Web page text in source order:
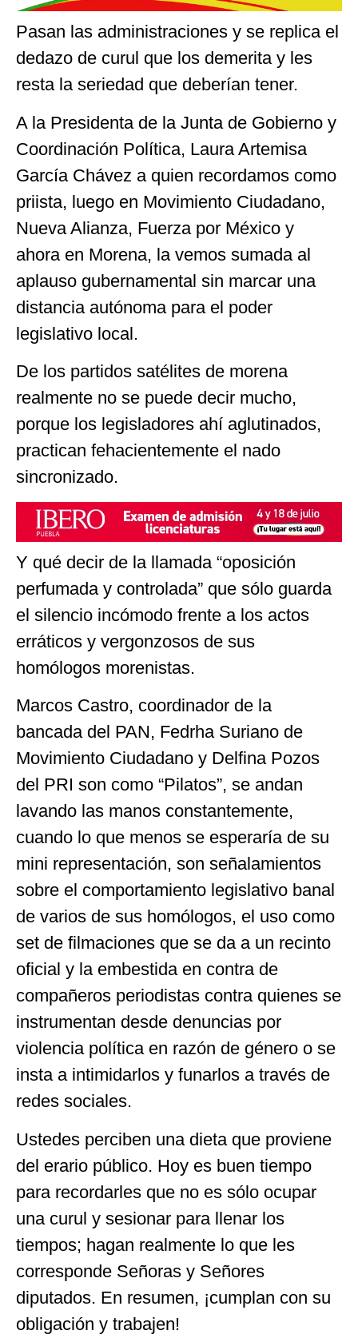
Pasan las administraciones y se replica el
dedazo de curul que los demerita y les
resta la seriedad que deberían tener.
A la Presidenta de la Junta de Gobierno y
Coordinación Política, Laura Artemisa
García Chávez a quien recordamos como
priista, luego en Movimiento Ciudadano,
Nueva Alianza, Fuerza por México y
ahora en Morena, la vemos sumada al
aplauso gubernamental sin marcar una
distancia autónoma para el poder
legislativo local.
De los partidos satélites de morena
realmente no se puede decir mucho,
porque los legisladores ahí aglutinados,
practican fehacientemente el nado
sincronizado.
Y qué decir de la llamada “oposición
perfumada y controlada” que sólo guarda
el silencio incómodo frente a los actos
erráticos y vergonzosos de sus
homólogos morenistas.
Marcos Castro, coordinador de la
bancada del PAN, Fedrha Suriano de
Movimiento Ciudadano y Delfina Pozos
del PRI son como “Pilatos”, se andan
lavando las manos constantemente,
cuando lo que menos se esperaría de su
mini representación, son señalamientos
sobre el comportamiento legislativo banal
de varios de sus homólogos, el uso como
set de filmaciones que se da a un recinto
oficial y la embestida en contra de
compañeros periodistas contra quienes se
instrumentan desde denuncias por
violencia política en razón de género o se
insta a intimidarlos y funarlos a través de
redes sociales.
Ustedes perciben una dieta que proviene
del erario público. Hoy es buen tiempo
para recordarles que no es sólo ocupar
una curul y sesionar para llenar los
tiempos; hagan realmente lo que les
corresponde Señoras y Señores
diputados. En resumen, ¡cumplan con su
obligación y trabajen!